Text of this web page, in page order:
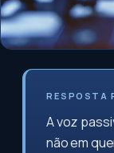
RESPOSTA
A voz
não em